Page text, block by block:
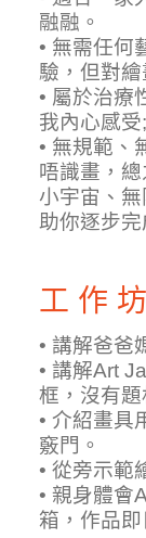
融融。
• 無需任何
驗，但對繪
• 屬於治療
我內心感
• 無規範、
唔識畫，
小宇宙、
助你逐步完
工 作
• 講解爸爸
• 講解Art
框，沒有題
• 介紹畫具
竅門。
• 從旁示範
• 親身體會
箱，作品即